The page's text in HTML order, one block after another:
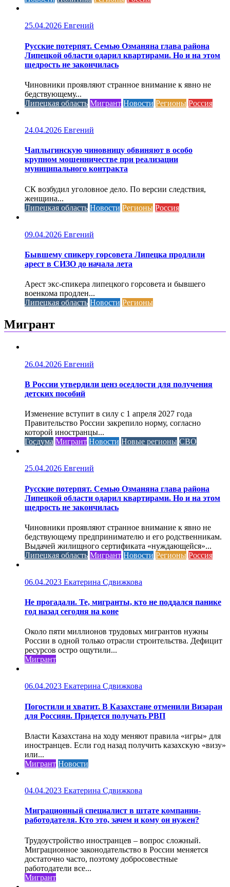
25.04.2026 Евгений
Русские потерпят. Семью Озманяна глава района
Липецкой области одарил квартирами. Но и на этом
щедрость не закончилась
Чиновники проявляют странное внимание к явно не
бедствующему...
Липецкая область Мигрант Новости Регионы Россия
24.04.2026 Евгений
Чаплыгинскую чиновницу обвиняют в особо
крупном мошенничестве при реализации
муниципального контракта
СК возбудил уголовное дело. По версии следствия,
женщина...
Липецкая область Новости Регионы Россия
09.04.2026 Евгений
Бывшему спикеру горсовета Липецка продлили
арест в СИЗО до начала лета
Арест экс-спикера липецкого горсовета и бывшего
военкома продлен...
Липецкая область Новости Регионы
Мигрант
26.04.2026 Евгений
В России утвердили ценз оседлости для получения
детских пособий
Изменение вступит в силу с 1 апреля 2027 года
Правительство России закрепило норму, согласно
которой иностранцы...
Госдума Мигрант Новости Новые регионы СВО
25.04.2026 Евгений
Русские потерпят. Семью Озманяна глава района
Липецкой области одарил квартирами. Но и на этом
щедрость не закончилась
Чиновники проявляют странное внимание к явно не
бедствующему предпринимателю и его родственникам.
Выдачей жилищного сертификата «нуждающейся»...
Липецкая область Мигрант Новости Регионы Россия
06.04.2023 Екатерина Сдвижкова
Не прогадали. Те, мигранты, кто не поддался панике
год назад сегодня на коне
Около пяти миллионов трудовых мигрантов нужны
России в одной только отрасли строительства. Дефицит
ресурсов остро ощутили...
Мигрант
06.04.2023 Екатерина Сдвижкова
Погостили и хватит. В Казахстане отменили Визаран
для Россиян. Придется получать РВП
Власти Казахстана на ходу меняют правила «игры» для
иностранцев. Если год назад получить казахскую «визу»
или...
Мигрант Новости
04.04.2023 Екатерина Сдвижкова
Миграционный специалист в штате компании-
работодателя. Кто это, зачем и кому он нужен?
Трудоустройство иностранцев – вопрос сложный.
Миграционное законодательство в России меняется
достаточно часто, поэтому добросовестные
работодатели все...
Мигрант